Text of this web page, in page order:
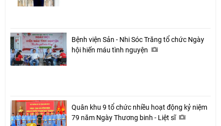
Bệnh viện Sản - Nhi Sóc Trăng tổ chức Ngày
hội hiến máu tình nguyện
Quân khu 9 tổ chức nhiều hoạt động kỷ niệm
79 năm Ngày Thương binh - Liệt sĩ